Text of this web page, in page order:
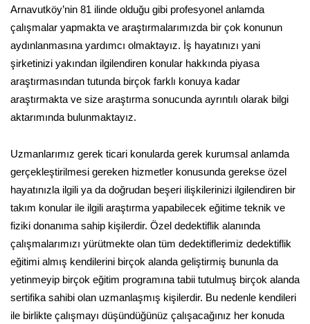
Arnavutköy’nin 81 ilinde olduğu gibi profesyonel anlamda
çalışmalar yapmakta ve araştırmalarımızda bir çok konunun
aydınlanmasına yardımcı olmaktayız. İş hayatınızı yani
şirketinizi yakından ilgilendiren konular hakkında piyasa
araştırmasından tutunda birçok farklı konuya kadar
araştırmakta ve size araştırma sonucunda ayrıntılı olarak bilgi
aktarımında bulunmaktayız.
Uzmanlarımız gerek ticari konularda gerek kurumsal anlamda
gerçekleştirilmesi gereken hizmetler konusunda gerekse özel
hayatınızla ilgili ya da doğrudan beşeri ilişkilerinizi ilgilendiren bir
takım konular ile ilgili araştırma yapabilecek eğitime teknik ve
fiziki donanıma sahip kişilerdir. Özel dedektiflik alanında
çalışmalarımızı yürütmekte olan tüm dedektiflerimiz dedektiflik
eğitimi almış kendilerini birçok alanda geliştirmiş bununla da
yetinmeyip birçok eğitim programına tabii tutulmuş birçok alanda
sertifika sahibi olan uzmanlaşmış kişilerdir. Bu nedenle kendileri
ile birlikte çalışmayı düşündüğünüz çalışacağınız her konuda